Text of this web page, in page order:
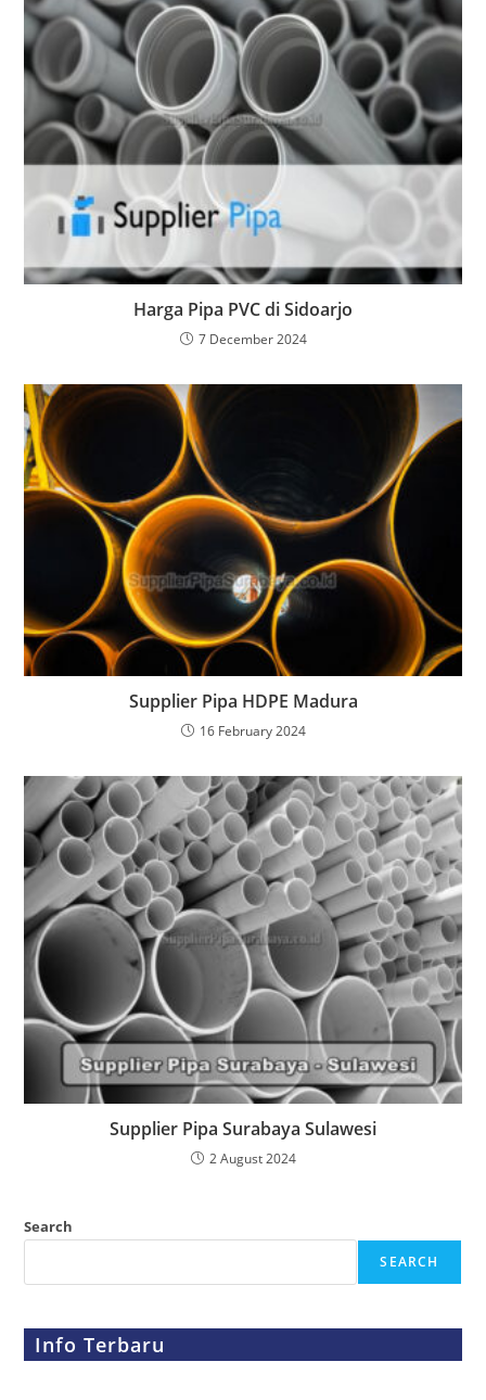
Harga Pipa PVC di Sidoarjo
7 December 2024
Supplier Pipa HDPE Madura
16 February 2024
Supplier Pipa Surabaya Sulawesi
2 August 2024
Search
SEARCH
Info Terbaru